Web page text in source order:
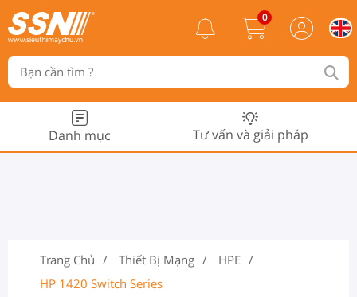
0
Danh mục Tư vấn và giải pháp
Trang Chủ Thiết Bị Mạng
HPE
HP 1420 Switch Series